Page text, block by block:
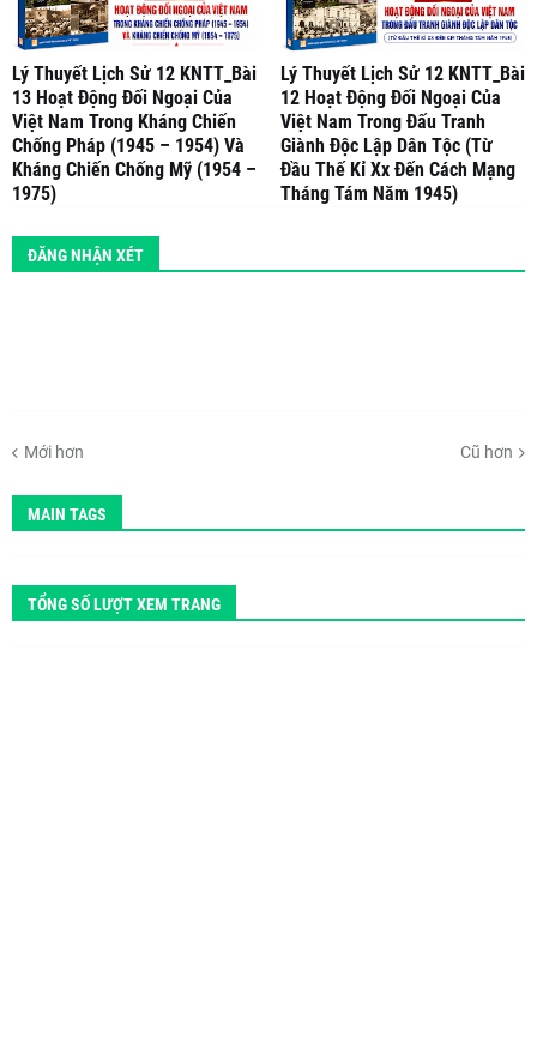
Lý Thuyết Lịch Sử 12 KNTT_Bài
13 Hoạt Động Đối Ngoại Của
Việt Nam Trong Kháng Chiến
Chống Pháp (1945 – 1954) Và
Kháng Chiến Chống Mỹ (1954 –
1975)
Lý Thuyết Lịch Sử 12 KNTT_Bài
12 Hoạt Động Đối Ngoại Của
Việt Nam Trong Đấu Tranh
Giành Độc Lập Dân Tộc (Từ
Đầu Thế Kỉ Xx Đến Cách Mạng
Tháng Tám Năm 1945)
ĐĂNG NHẬN XÉT
Mới hơn Cũ hơn
MAIN TAGS
TỔNG SỐ LƯỢT XEM TRANG